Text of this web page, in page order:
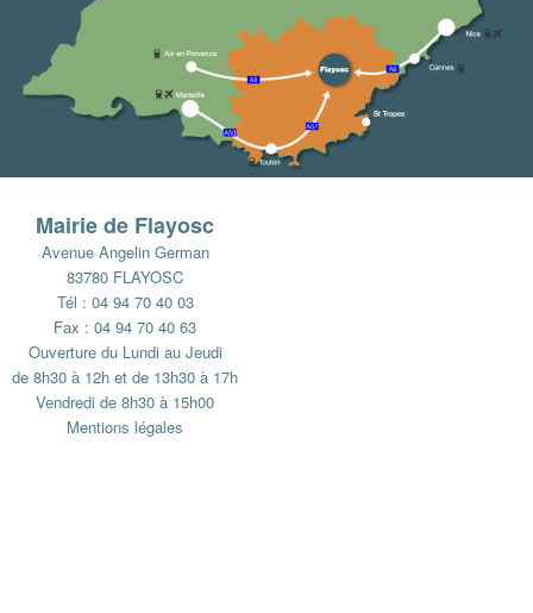
Mairie de Flayosc
Avenue Angelin German
83780 FLAYOSC
Tél : 04 94 70 40 03
Fax : 04 94 70 40 63
Ouverture du Lundi au Jeudi
de 8h30 à 12h et de 13h30 à 17h
Vendredi de 8h30 à 15h00
Mentions légales